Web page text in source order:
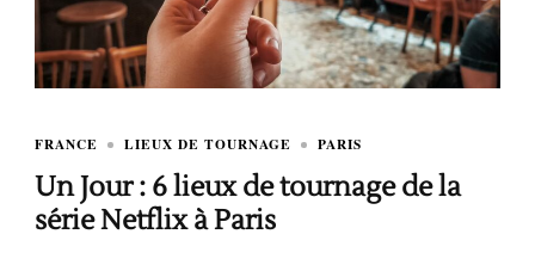
FRANCE LIEUX DE TOURNAGE PARIS
Un Jour : 6 lieux de tournage de la
série Netflix à Paris